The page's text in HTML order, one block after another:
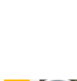
べつに塩が利いて
たら良かったとか
じゃない。単純に
リオオーリオ（
シ